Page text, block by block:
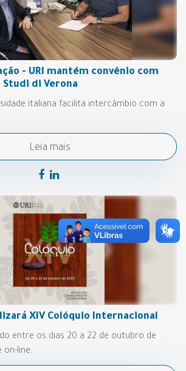
- URI mantém convênio com
di Verona
italiana facilita intercâmbio com a
Leia mais
XIV Colóquio Internacional
entre os dias 20 a 22 de outubro de
line.